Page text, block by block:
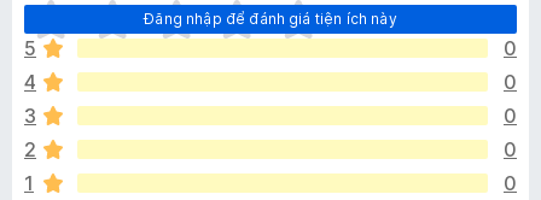
Đăng nhập để đánh giá tiện ích này
C
h
ư
a
c
ó
x
ế
5
0
4
0
3
0
2
0
1
0